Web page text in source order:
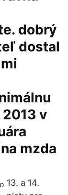
dobrý
dostal
v
mzda
13. a 14.